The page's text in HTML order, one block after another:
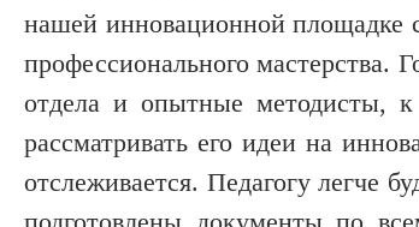
нашей инновационной площадке с
профессионального мастерства.
отдела и опытные методисты, к
рассматривать его идеи на
отслеживается. Педагогу легче
подготовлены документы по